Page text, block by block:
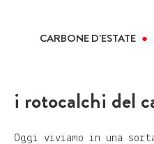
CARBONE D'ESTATE
i rotocalchi del
Oggi viviamo in una